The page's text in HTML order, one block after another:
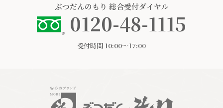
ぶつだんのもり 総合受付ダイヤル
0120-48-1115
受付時間 10:00〜17:00